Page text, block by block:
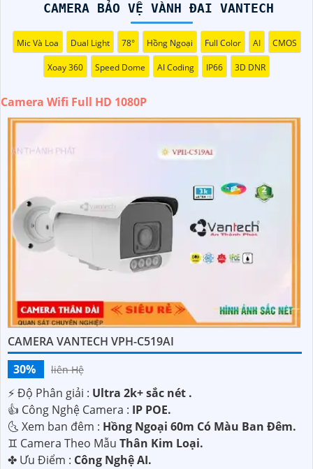
CAMERA BẢO VỆ VÀNH ĐAI VANTECH
Mic Và Loa Dual Light 78° Hồng Ngoại Full Color AI CMOS
Xoay 360 Speed Dome AI Coding IP66 3D DNR
Camera Wifi Full HD 1080P
CAMERA VANTECH VPH-C519AI
30%
liên Hệ
️⚡ Độ Phân giải : Ultra 2k+ sắc nét .
👍 Công Nghệ Camera : IP POE.
🌜 Xem ban đêm : Hồng Ngoại 60m Có Màu Ban Đêm.
♊ Camera Theo Mẫu Thân Kim Loại.
️✤ Ưu Điểm : Công Nghệ AI.